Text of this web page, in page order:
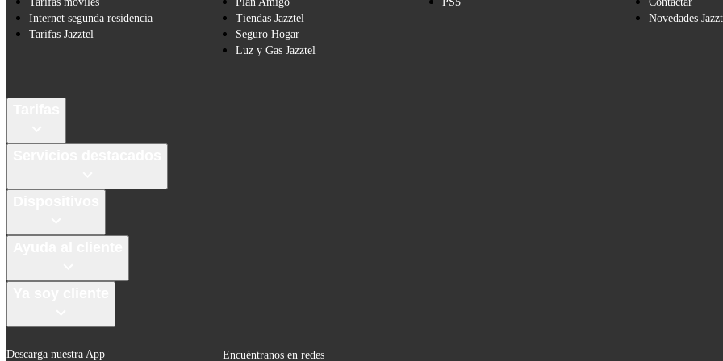
Internet segunda residencia
Tarifas Jazztel
Tiendas Jazztel
Seguro Hogar
Luz y Gas Jazztel
Novedades
Descarga nuestra App Encuéntranos en redes